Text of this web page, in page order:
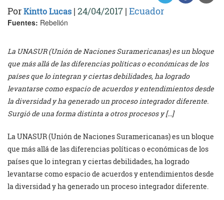
PorKintto Lucas | 24/04/2017 | Ecuador
Fuentes: Rebelión
La UNASUR (Unión de Naciones Suramericanas) es un bloque
que más allá de las diferencias políticas o económicas de los
países que lo integran y ciertas debilidades, ha logrado
levantarse como espacio de acuerdos y entendimientos desde
la diversidad y ha generado un proceso integrador diferente.
Surgió de una forma distinta a otros procesos y […]
La UNASUR (Unión de Naciones Suramericanas) es un bloque
que más allá de las diferencias políticas o económicas de los
países que lo integran y ciertas debilidades, ha logrado
levantarse como espacio de acuerdos y entendimientos desde
la diversidad y ha generado un proceso integrador diferente.